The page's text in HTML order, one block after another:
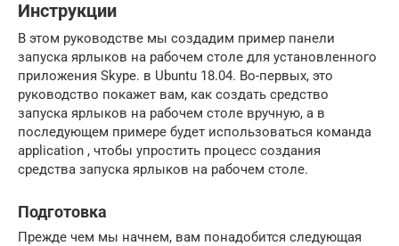
Инструкции
В этом руководстве мы создадим пример панели
запуска ярлыков на рабочем столе для установленного
приложения Skype. в Ubuntu 18.04. Во-первых, это
руководство покажет вам, как создать средство
запуска ярлыков на рабочем столе вручную, а в
последующем примере будет использоваться команда
application , чтобы упростить процесс создания
средства запуска ярлыков на рабочем столе.
Подготовка
Прежде чем мы начнем, вам понадобится следующая